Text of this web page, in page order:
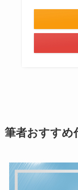
筆者おすすめ